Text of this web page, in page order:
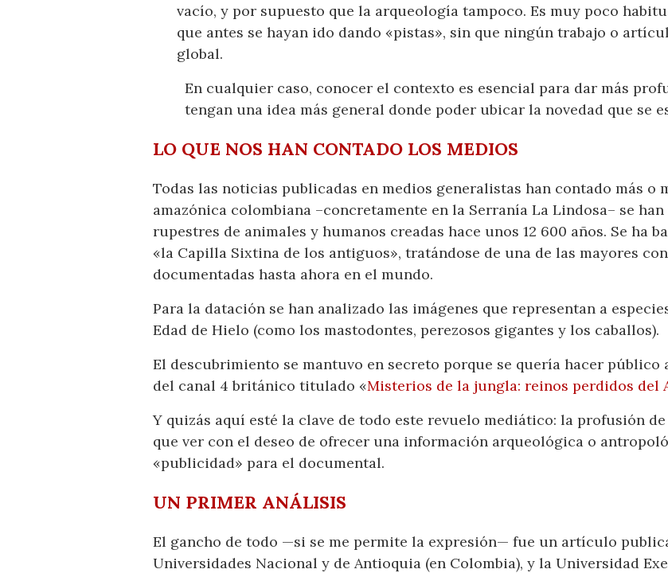
vacío, y por supuesto que la arqueología tampoco. Es muy poco
que antes se hayan ido dando «pistas», sin que ningún trabajo o
global.
En cualquier caso, conocer el contexto es esencial para dar más
tengan una idea más general donde poder ubicar la novedad que se
LO QUE NOS HAN CONTADO LOS MEDIOS
Todas las noticias publicadas en medios generalistas han contado más o
amazónica colombiana –concretamente en la Serranía La Lindosa– se
rupestres de animales y humanos creadas hace unos 12 600 años. Se ha
«la Capilla Sixtina de los antiguos», tratándose de una de las mayores
documentadas hasta ahora en el mundo.
Para la datación se han analizado las imágenes que representan a
Edad de Hielo (como los mastodontes, perezosos gigantes y los caballos).
El descubrimiento se mantuvo en secreto porque se quería hacer
del canal 4 británico titulado «Misterios de la jungla: reinos perdidos del
Y quizás aquí esté la clave de todo este revuelo mediático: la profusión
que ver con el deseo de ofrecer una información arqueológica o
«publicidad» para el documental.
UN PRIMER ANÁLISIS
El gancho de todo —si se me permite la expresión— fue un artículo
Universidades Nacional y de Antioquia (en Colombia), y la Universidad